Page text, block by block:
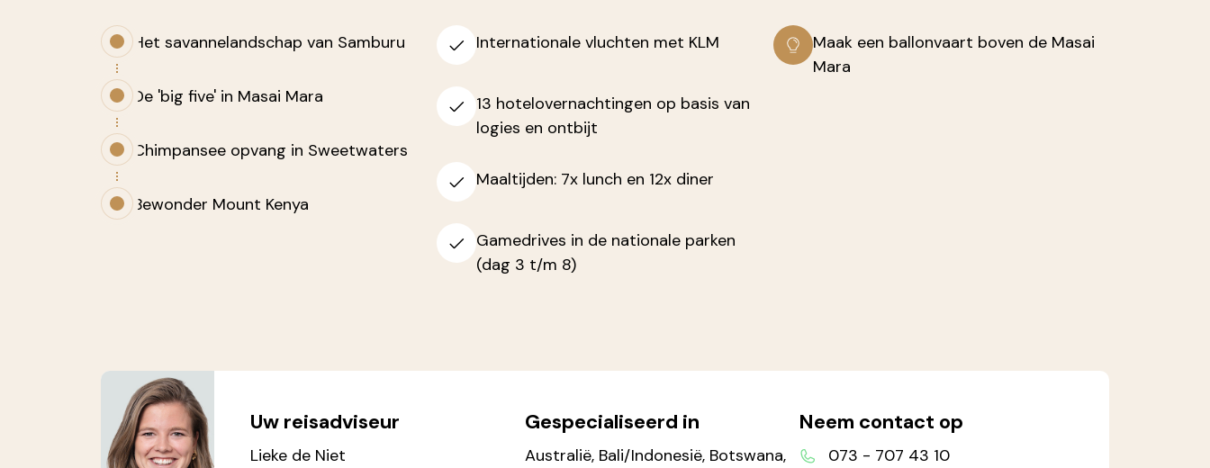
Het savannelandschap van Samburu
De 'big five' in Masai Mara
Chimpansee opvang in Sweetwaters
Bewonder Mount Kenya
Internationale vluchten met KLM
13 hotelovernachtingen op basis van
logies en ontbijt
Maaltijden: 7x lunch en 12x diner
Gamedrives in de nationale parken
(dag 3 t/m 8)
Maak een ballonvaart boven de Masai
Mara
Uw reisadviseur
Lieke de Niet
Gespecialiseerd in
Australië, Bali/Indonesië, Botswana,
Neem contact op
073 - 707 43 10